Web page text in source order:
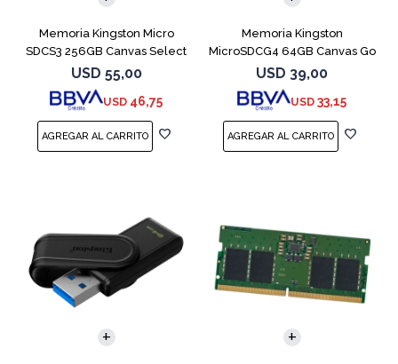
Memoria Kingston Micro
SDCS3 256GB Canvas Select
Plus
USD 55,00
USD 46,75
Memoria Kingston
MicroSDCG4 64GB Canvas Go
Plus V30
USD 39,00
USD 33,15